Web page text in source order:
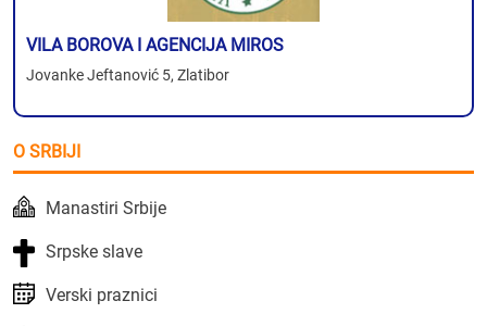
VILA BOROVA I AGENCIJA MIROS
Jovanke Jeftanović 5, Zlatibor
O SRBIJI
Manastiri Srbije
Srpske slave
Verski praznici